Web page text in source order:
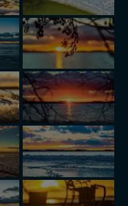
udostępnia
osobom
przekazanie
(przekazanie
przekazanie danych
nocleg, czartery,
funkcjonalności
Agencja
z siedzibą ul.
z nami
tejstrony.
do swoich